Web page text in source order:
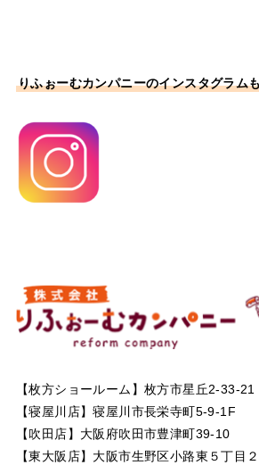
りふぉーむカンパニーのインスタグラム
【枚方ショールーム】枚方市星丘2-33-21
【寝屋川店】寝屋川市長栄寺町5-9-1F
【吹田店】大阪府吹田市豊津町39-10
【東大阪店】大阪市生野区小路東５丁目